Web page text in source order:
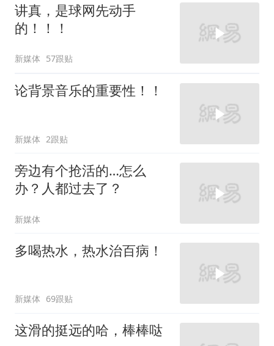
讲真，是球网先动手
的！！！
新媒体 57跟贴
论背景音乐的重要性！！
新媒体 2跟贴
旁边有个抢活的…怎么
办？人都过去了？
新媒体
多喝热水，热水治百病！
新媒体 69跟贴
这滑的挺远的哈，棒棒哒